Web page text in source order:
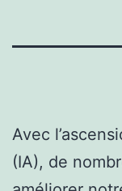
Avec
(IA), de